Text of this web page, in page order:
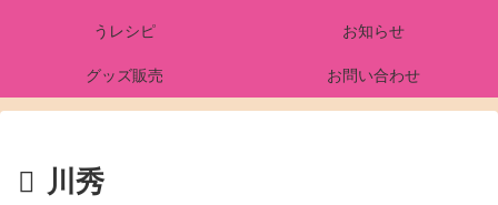
うレシピ お知らせ
グッズ販売 お問い合わせ
川秀